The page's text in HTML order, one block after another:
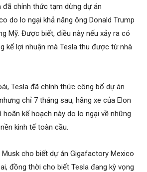
đã chính thức tạm dừng dự án
do lo ngại khả năng ông Donald Trump
Mỹ. Được biết, điều này nếu xảy ra có
kể lợi nhuận mà Tesla thu được từ nhà
Tesla đã chính thức công bố dự án
chỉ 7 tháng sau, hãng xe của Elon
hoãn kế hoạch này do lo ngại về những
kinh tế toàn cầu.
cho biết dự án Gigafactory Mexico
đồng thời cho biết Tesla đang kỳ vọng